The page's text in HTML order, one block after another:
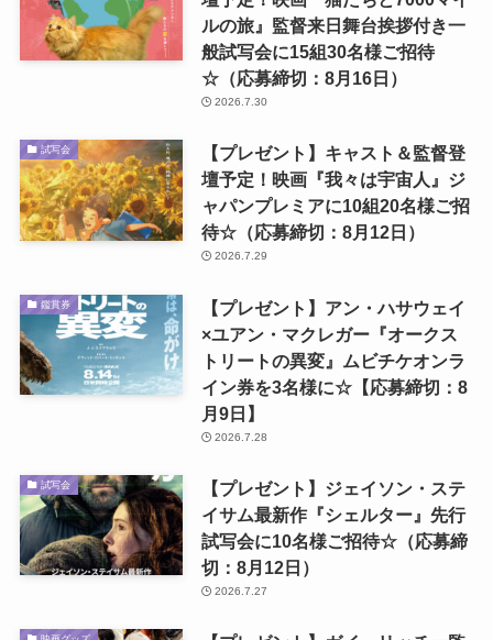
ルの旅』監督来日舞台挨拶付き一
般試写会に15組30名様ご招待
☆（応募締切：8月16日）
2026.7.30
試写会
【プレゼント】キャスト＆監督登
壇予定！映画『我々は宇宙人』ジ
ャパンプレミアに10組20名様ご招
待☆（応募締切：8月12日）
2026.7.29
鑑賞券
【プレゼント】アン・ハサウェイ
×ユアン・マクレガー『オークス
トリートの異変』ムビチケオンラ
イン券を3名様に☆【応募締切：8
月9日】
2026.7.28
試写会
【プレゼント】ジェイソン・ステ
イサム最新作『シェルター』先行
試写会に10名様ご招待☆（応募締
切：8月12日）
2026.7.27